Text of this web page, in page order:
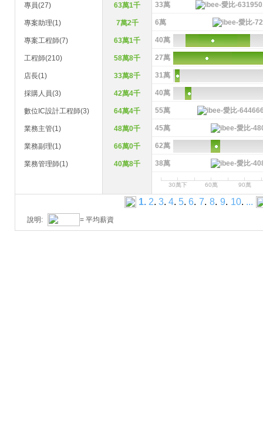
專員(27) 63萬1千 33萬
專案助理(1) 7萬2千 6萬
專案工程師(7) 63萬1千 40萬
工程師(210) 58萬8千 27萬
店長(1) 33萬8千 31萬
採購人員(3) 42萬4千 40萬
數位IC設計工程師(3) 64萬4千 55萬
業務主管(1) 48萬0千 45萬
業務副理(1) 66萬0千 62萬
業務管理師(1) 40萬8千 38萬
30萬下 60萬 90萬
1. 2. 3. 4. 5. 6. 7. 8. 9. 10. ...
說明: = 平均薪資